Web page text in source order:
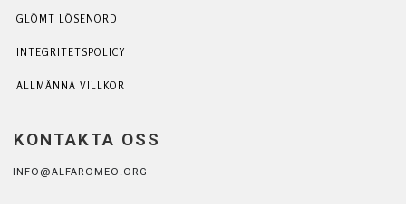
GLÖMT LÖSENORD
INTEGRITETSPOLICY
ALLMÄNNA VILLKOR
KONTAKTA OSS
INFO@ALFAROMEO.ORG